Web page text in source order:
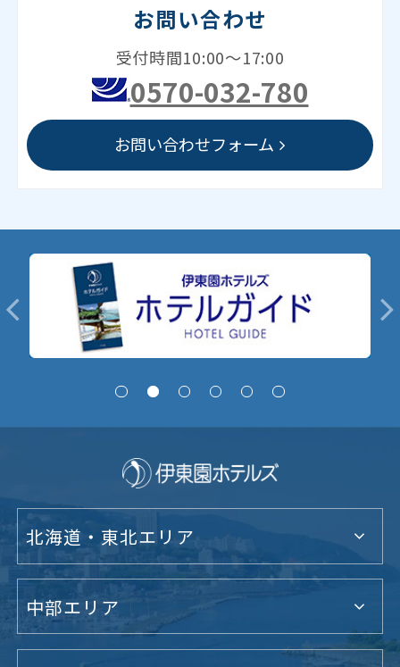
お問い合わせ
受付時間10:00～17:00
0570-032-780
お問い合わせフォーム
北海道・東北エリア
中部エリア